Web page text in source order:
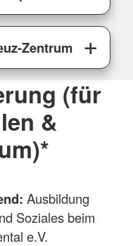
Zentrum
(für
&
Ausbildung
Soziales beim
e.V.